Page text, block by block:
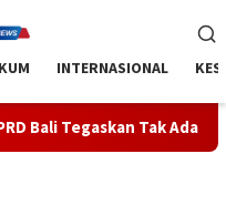
INTERNASIONAL
Ada Indikasi